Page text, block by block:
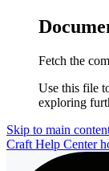
Fetch the
Use this file
exploring
Skip to main
Craft Help Center